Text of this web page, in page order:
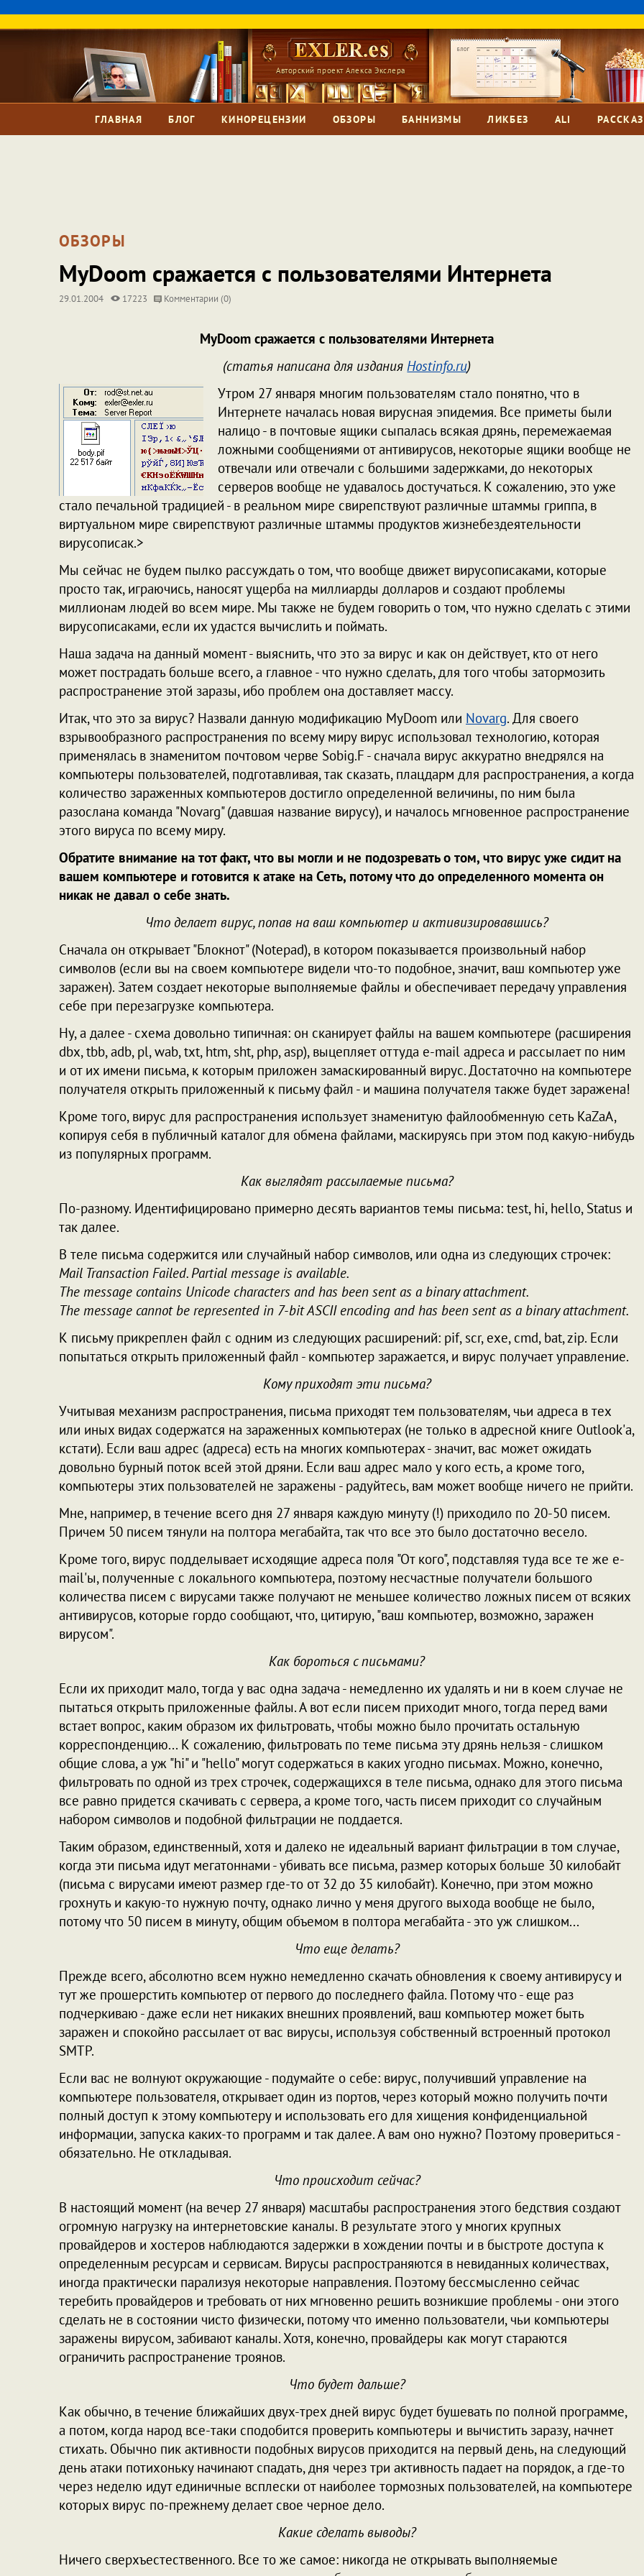
Авторский проект Алекса Экслера
ГЛАВНАЯ БЛОГ КИНОРЕЦЕНЗИИ ОБЗОРЫ БАННИЗМЫ ЛИКБЕЗ ALI
ОБЗОРЫ
MyDoom сражается с пользователями Интернета
29.01.2004 17223 Комментарии (0)
MyDoom сражается с пользователями Интернета
(статья написана для изданияHostinfo.ru)
Утром 27 января многим пользователям стало понятно, что в
Интернете началась новая вирусная эпидемия. Все приметы были
налицо - в почтовые ящики сыпалась всякая дрянь, перемежаемая
ложными сообщениями от антивирусов, некоторые ящики вообще не
отвечали или отвечали с большими задержками, до некоторых
серверов вообще не удавалось достучаться. К сожалению, это уже
стало печальной традицией - в реальном мире свирепствуют различные штаммы гриппа, в
виртуальном мире свирепствуют различные штаммы продуктов жизнебездеятельности
вирусописак.>
Мы сейчас не будем пылко рассуждать о том, что вообще движет вирусописаками, которые
просто так, играючись, наносят ущерба на миллиарды долларов и создают проблемы
миллионам людей во всем мире. Мы также не будем говорить о том, что нужно сделать с этими
вирусописаками, если их удастся вычислить и поймать.
Наша задача на данный момент - выяснить, что это за вирус и как он действует, кто от него
может пострадать больше всего, а главное - что нужно сделать, для того чтобы затормозить
распространение этой заразы, ибо проблем она доставляет массу.
Итак, что это за вирус? Назвали данную модификацию MyDoom или Novarg. Для своего
взрывообразного распространения по всему миру вирус использовал технологию, которая
применялась в знаменитом почтовом черве Sobig.F - сначала вирус аккуратно внедрялся на
компьютеры пользователей, подготавливая, так сказать, плацдарм для распространения, а когда
количество зараженных компьютеров достигло определенной величины, по ним была
разослана команда "Novarg" (давшая название вирусу), и началось мгновенное распространение
этого вируса по всему миру.
Обратите внимание на тот факт, что вы могли и не подозревать о том, что вирус уже сидит на
вашем компьютере и готовится к атаке на Сеть, потому что до определенного момента он
никак не давал о себе знать.
Что делает вирус, попав на ваш компьютер и активизировавшись?
Сначала он открывает "Блокнот" (Notepad), в котором показывается произвольный набор
символов (если вы на своем компьютере видели что-то подобное, значит, ваш компьютер уже
заражен). Затем создает некоторые выполняемые файлы и обеспечивает передачу управления
себе при перезагрузке компьютера.
Ну, а далее - схема довольно типичная: он сканирует файлы на вашем компьютере (расширения
dbx, tbb, adb, pl, wab, txt, htm, sht, php, asp), выцепляет оттуда e-mail адреса и рассылает по ним
и от их имени письма, к которым приложен замаскированный вирус. Достаточно на компьютере
получателя открыть приложенный к письму файл - и машина получателя также будет заражена!
Кроме того, вирус для распространения использует знаменитую файлообменную сеть KaZaA,
копируя себя в публичный каталог для обмена файлами, маскируясь при этом под какую-нибудь
из популярных программ.
Как выглядят рассылаемые письма?
По-разному. Идентифицировано примерно десять вариантов темы письма: test, hi, hello, Status и
так далее.
В теле письма содержится или случайный набор символов, или одна из следующих строчек:
Mail Transaction Failed. Partial message is available.
The message contains Unicode characters and has been sent as a binary attachment.
The message cannot be represented in 7-bit ASCII encoding and has been sent as a binary attachment.
К письму прикреплен файл с одним из следующих расширений: pif, scr, exe, cmd, bat, zip. Если
попытаться открыть приложенный файл - компьютер заражается, и вирус получает управление.
Кому приходят эти письма?
Учитывая механизм распространения, письма приходят тем пользователям, чьи адреса в тех
или иных видах содержатся на зараженных компьютерах (не только в адресной книге Outlook'а,
кстати). Если ваш адрес (адреса) есть на многих компьютерах - значит, вас может ожидать
довольно бурный поток всей этой дряни. Если ваш адрес мало у кого есть, а кроме того,
компьютеры этих пользователей не заражены - радуйтесь, вам может вообще ничего не прийти.
Мне, например, в течение всего дня 27 января каждую минуту (!) приходило по 20-50 писем.
Причем 50 писем тянули на полтора мегабайта, так что все это было достаточно весело.
Кроме того, вирус подделывает исходящие адреса поля "От кого", подставляя туда все те же e-
mail'ы, полученные с локального компьютера, поэтому несчастные получатели большого
количества писем с вирусами также получают не меньшее количество ложных писем от всяких
антивирусов, которые гордо сообщают, что, цитирую, "ваш компьютер, возможно, заражен
вирусом".
Как бороться с письмами?
Если их приходит мало, тогда у вас одна задача - немедленно их удалять и ни в коем случае не
пытаться открыть приложенные файлы. А вот если писем приходит много, тогда перед вами
встает вопрос, каким образом их фильтровать, чтобы можно было прочитать остальную
корреспонденцию... К сожалению, фильтровать по теме письма эту дрянь нельзя - слишком
общие слова, а уж "hi" и "hello" могут содержаться в каких угодно письмах. Можно, конечно,
фильтровать по одной из трех строчек, содержащихся в теле письма, однако для этого письма
все равно придется скачивать с сервера, а кроме того, часть писем приходит со случайным
набором символов и подобной фильтрации не поддается.
Таким образом, единственный, хотя и далеко не идеальный вариант фильтрации в том случае,
когда эти письма идут мегатоннами - убивать все письма, размер которых больше 30 килобайт
(письма с вирусами имеют размер где-то от 32 до 35 килобайт). Конечно, при этом можно
грохнуть и какую-то нужную почту, однако лично у меня другого выхода вообще не было,
потому что 50 писем в минуту, общим объемом в полтора мегабайта - это уж слишком...
Что еще делать?
Прежде всего, абсолютно всем нужно немедленно скачать обновления к своему антивирусу и
тут же прошерстить компьютер от первого до последнего файла. Потому что - еще раз
подчеркиваю - даже если нет никаких внешних проявлений, ваш компьютер может быть
заражен и спокойно рассылает от вас вирусы, используя собственный встроенный протокол
SMTP.
Если вас не волнуют окружающие - подумайте о себе: вирус, получивший управление на
компьютере пользователя, открывает один из портов, через который можно получить почти
полный доступ к этому компьютеру и использовать его для хищения конфиденциальной
информации, запуска каких-то программ и так далее. А вам оно нужно? Поэтому провериться -
обязательно. Не откладывая.
Что происходит сейчас?
В настоящий момент (на вечер 27 января) масштабы распространения этого бедствия создают
огромную нагрузку на интернетовские каналы. В результате этого у многих крупных
провайдеров и хостеров наблюдаются задержки в хождении почты и в быстроте доступа к
определенным ресурсам и сервисам. Вирусы распространяются в невиданных количествах,
иногда практически парализуя некоторые направления. Поэтому бессмысленно сейчас
теребить провайдеров и требовать от них мгновенно решить возникшие проблемы - они этого
сделать не в состоянии чисто физически, потому что именно пользователи, чьи компьютеры
заражены вирусом, забивают каналы. Хотя, конечно, провайдеры как могут стараются
ограничить распространение троянов.
Что будет дальше?
Как обычно, в течение ближайших двух-трех дней вирус будет бушевать по полной программе,
а потом, когда народ все-таки сподобится проверить компьютеры и вычистить заразу, начнет
стихать. Обычно пик активности подобных вирусов приходится на первый день, на следующий
день атаки потихоньку начинают спадать, дня через три активность падает на порядок, а где-то
через неделю идут единичные всплески от наиболее тормозных пользователей, на компьютере
которых вирус по-прежнему делает свое черное дело.
Какие сделать выводы?
Ничего сверхъестественного. Все то же самое: никогда не открывать выполняемые